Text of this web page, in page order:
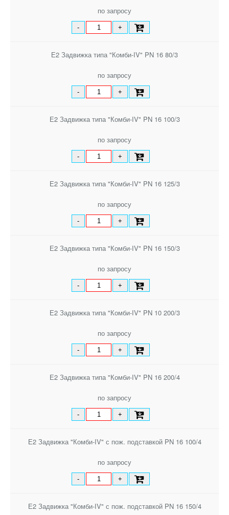
по запросу
- +
Е2 Задвижка типа "Комби-IV" PN 16 80/3
по запросу
- +
Е2 Задвижка типа "Комби-IV" PN 16 100/3
по запросу
- +
Е2 Задвижка типа "Комби-IV" PN 16 125/3
по запросу
- +
Е2 Задвижка типа "Комби-IV" PN 16 150/3
по запросу
- +
Е2 Задвижка типа "Комби-IV" PN 10 200/3
по запросу
- +
Е2 Задвижка типа "Комби-IV" PN 16 200/4
по запросу
- +
Е2 Задвижка "Комби-IV" с пож. подставкой PN 16 100/4
по запросу
- +
Е2 Задвижка "Комби-IV" с пож. подставкой PN 16 150/4